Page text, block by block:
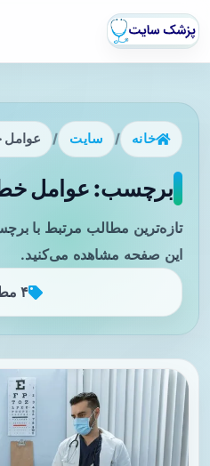
خانه / سایت / عوامل
برچسب: عوامل
تازه‌ترین مطالب مرتبط با
این صفحه مشاهده می‌کنید.
۴ مطلب